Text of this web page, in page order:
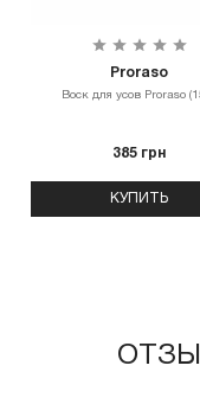
Proraso
Воск для усов Proraso
385 грн
КУПИТЬ